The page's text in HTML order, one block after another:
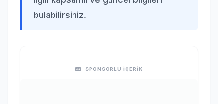
bulabilirsiniz.
SPONSORLU İÇERİK